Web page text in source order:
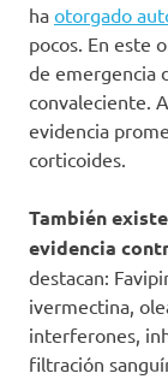
ha otorgado
pocos. En este
de emergencia
convaleciente.
evidencia
corticoides.
También
evidencia
destacan:
ivermectina,
interferones,
filtración